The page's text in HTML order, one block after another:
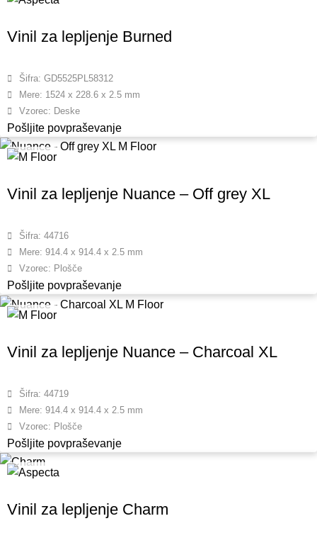
Vinil za lepljenje Burned
Šifra: GD5525PL58312
Mere: 1524 x 228.6 x 2.5 mm
Vzorec: Deske
Pošljite povpraševanje
Vinil za lepljenje Nuance – Off grey XL
Šifra: 44716
Mere: 914.4 x 914.4 x 2.5 mm
Vzorec: Plošče
Pošljite povpraševanje
Vinil za lepljenje Nuance – Charcoal XL
Šifra: 44719
Mere: 914.4 x 914.4 x 2.5 mm
Vzorec: Plošče
Pošljite povpraševanje
Vinil za lepljenje Charm